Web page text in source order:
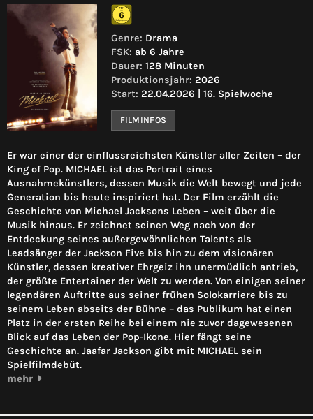
Genre: Drama
FSK: ab 6 Jahre
Dauer: 128 Minuten
Produktionsjahr: 2026
Start: 22.04.2026 | 16. Spielwoche
FILMINFOS
Er war einer der einflussreichsten Künstler aller Zeiten – der
King of Pop. MICHAEL ist das Portrait eines
Ausnahmekünstlers, dessen Musik die Welt bewegt und jede
Generation bis heute inspiriert hat. Der Film erzählt die
Geschichte von Michael Jacksons Leben – weit über die
Musik hinaus. Er zeichnet seinen Weg nach von der
Entdeckung seines außergewöhnlichen Talents als
Leadsänger der Jackson Five bis hin zu dem visionären
Künstler, dessen kreativer Ehrgeiz ihn unermüdlich antrieb,
der größte Entertainer der Welt zu werden. Von einigen seiner
legendären Auftritte aus seiner frühen Solokarriere bis zu
seinem Leben abseits der Bühne – das Publikum hat einen
Platz in der ersten Reihe bei einem nie zuvor dagewesenen
Blick auf das Leben der Pop-Ikone. Hier fängt seine
Geschichte an. Jaafar Jackson gibt mit MICHAEL sein
Spielfilmdebüt.
mehr